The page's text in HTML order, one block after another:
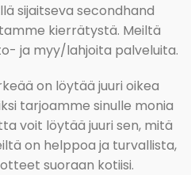
sijaitseva secondhand
kierrätystä. Meiltä
ja myy/lahjoita palveluita.
on löytää juuri oikea
tarjoamme sinulle monia
voit löytää juuri sen, mitä
on helppoa ja turvallista,
suoraan kotiisi.